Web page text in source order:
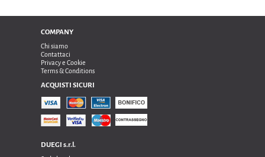
COMPANY
Chi siamo
Contattaci
Privacy e Cookie
Terms & Conditions
ACQUISTI SICURI
DUEGI s.r.l.